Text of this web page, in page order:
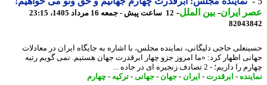
ایران- بین الملل-12 ساعت پیش - جمعه 16 مرداد 1405، 23:15
حاجی دلیگانی، نماینده مجلس، با اشاره به جایگاه ایران در معادلات
اظهار کرد: «ما امروز جزو چهار ابرقدرت جهان هستیم. نمی گویم رتبه
- 2 تصادف زنجیره ای در جاده ...
-ابرقدرت- ایران - جهان-جهانی-ترکیه-چهارم